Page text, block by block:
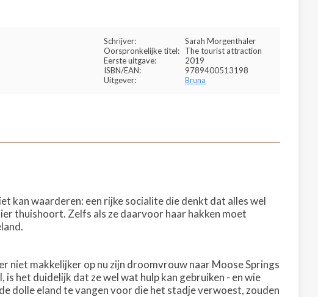
Schrijver:
Sarah Morgenthaler
Oorspronkelijke titel:
The tourist attraction
Eerste uitgave:
2019
ISBN/EAN:
9789400513198
Uitgever:
Bruna
kan waarderen: een rijke socialite die denkt dat alles wel
thuishoort. Zelfs als ze daarvoor haar hakken moet
niet makkelijker op nu zijn droomvrouw naar Moose Springs
het duidelijk dat ze wel wat hulp kan gebruiken - en wie
dolle eland te vangen voor die het stadje verwoest, zouden